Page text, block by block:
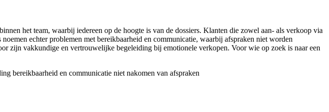
het team, waarbij iedereen op de hoogte is van de dossiers. Klanten die zowel aan- als verkoop via
echter problemen met bereikbaarheid en communicatie, waarbij afspraken niet worden
zijn vakkundige en vertrouwelijke begeleiding bij emotionele verkopen. Voor wie op zoek is naar een
bereikbaarheid en communicatie niet nakomen van afspraken